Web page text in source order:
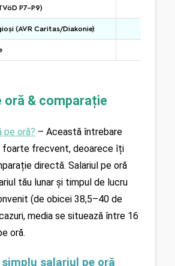
P7–P9)
(AVR Caritas/Diakonie)
oră & comparație
pe oră? – Această întrebare
foarte frecvent, deoarece îți
directă. Salariul pe oră
tău lunar și timpul de lucru
(de obicei 38,5–40 de
media se situează între 16
oră.
salariul pe oră